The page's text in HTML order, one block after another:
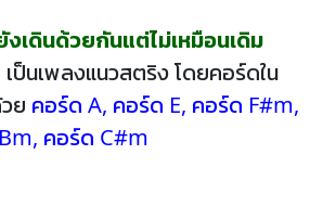
งเดินด้วยกันแต่ไม่เหมือนเดิม
เป็นเพลงแนวสตริง โดยคอร์ดใน
ย คอร์ด A, คอร์ด E, คอร์ด F#m,
, คอร์ด C#m